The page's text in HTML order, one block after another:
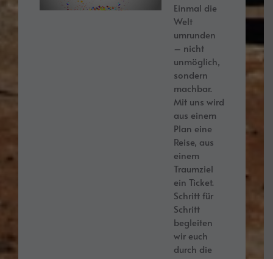
Einmal die
Welt
umrunden
– nicht
unmöglich,
sondern
machbar.
Mit uns wird
aus einem
Plan eine
Reise, aus
einem
Traumziel
ein Ticket.
Schritt für
Schritt
begleiten
wir euch
durch die